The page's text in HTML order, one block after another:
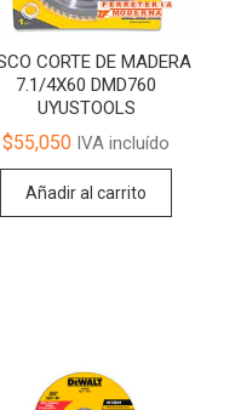
CORTE DE MADERA
7.1/4X60 DMD760
UYUSTOOLS
$55,050 IVA incluído
Añadir al carrito